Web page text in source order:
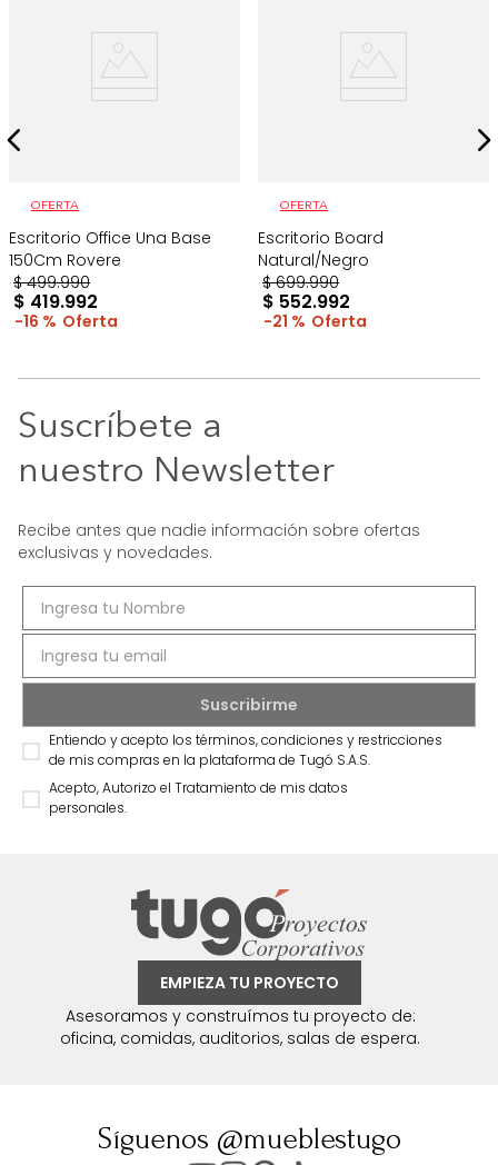
OFERTA
Escritorio Office Una Base
150Cm Rovere
$ 499.990
$ 419.992
16 %
OFERTA
Escritorio Board
Natural/Negro
$ 699.990
$ 552.992
21 %
Suscríbete a
nuestro Newsletter
Recibe antes que nadie información sobre ofertas
exclusivas y novedades.
Entiendo y acepto los términos, condiciones y restricciones
de mis compras en la plataforma de Tugó S.A.S.
Acepto, Autorizo el Tratamiento de mis datos
personales.
EMPIEZA TU PROYECTO
Asesoramos y construímos tu proyecto de:
oficina, comidas, auditorios, salas de espera.
Síguenos @mueblestugo